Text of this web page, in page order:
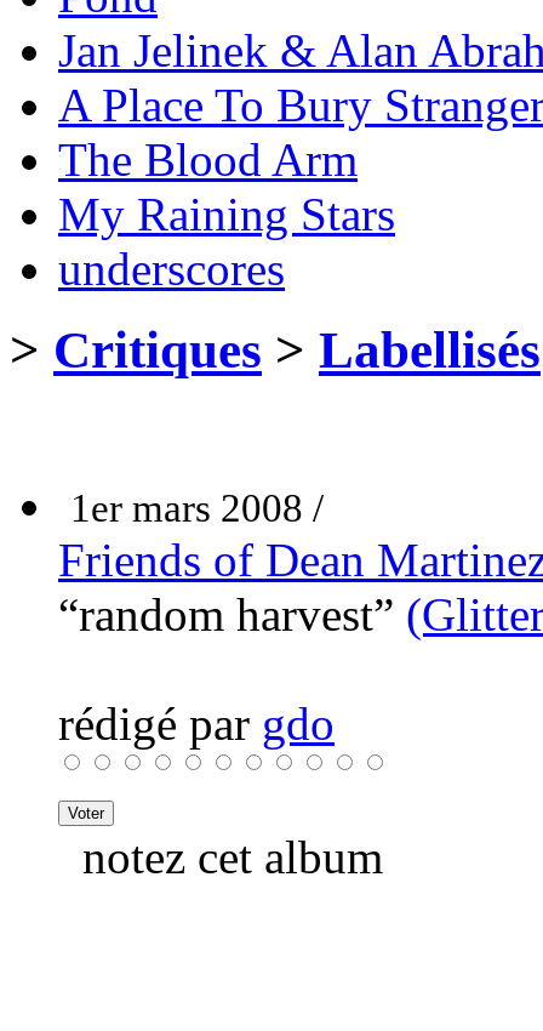
Jan Jelinek & Alan
A Place To Bury
The Blood Arm
My Raining Stars
underscores
> Critiques > Labellisés
1er mars 2008 /
Friends of Dean
“random harvest”
rédigé par gdo
notez cet album